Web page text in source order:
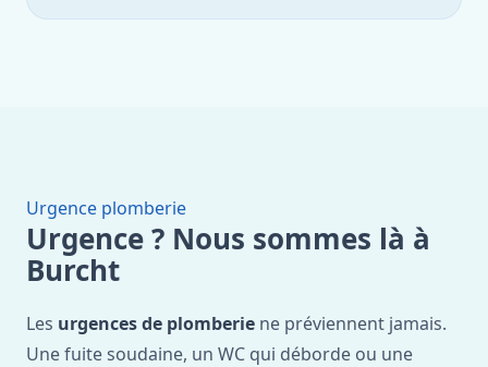
Urgence plomberie
Urgence ? Nous sommes là à
Burcht
Les urgences de plomberie ne préviennent jamais.
Une fuite soudaine, un WC qui déborde ou une